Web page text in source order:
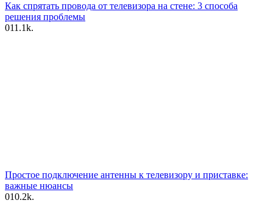
Как спрятать провода от телевизора на стене: 3 способа
решения проблемы
011.1k.
Простое подключение антенны к телевизору и приставке:
важные нюансы
010.2k.